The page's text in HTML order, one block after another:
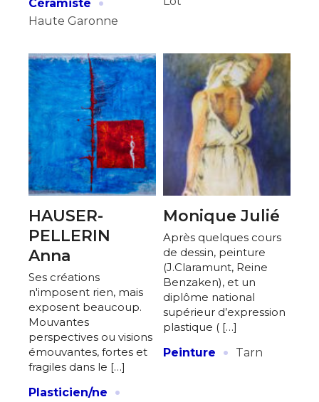
Céramiste
Haute Garonne
HAUSER-
PELLERIN
Anna
Ses créations
n'imposent rien, mais
exposent beaucoup.
Mouvantes
perspectives ou visions
émouvantes, fortes et
fragiles dans le […]
Plasticien/ne
·
Monique Julié
Après quelques cours
de dessin, peinture
(J.Claramunt, Reine
Benzaken), et un
diplôme national
supérieur d’expression
plastique ( […]
Peinture
· Tarn